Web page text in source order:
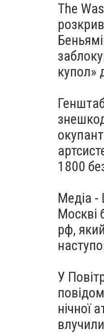
The
купол»
1800
Медіа -
Москві
рф,
У
нічної